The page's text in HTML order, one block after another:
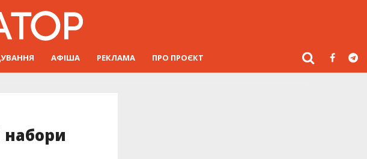
АФІША РЕКЛАМА ПРО ПРОЄКТ
набори